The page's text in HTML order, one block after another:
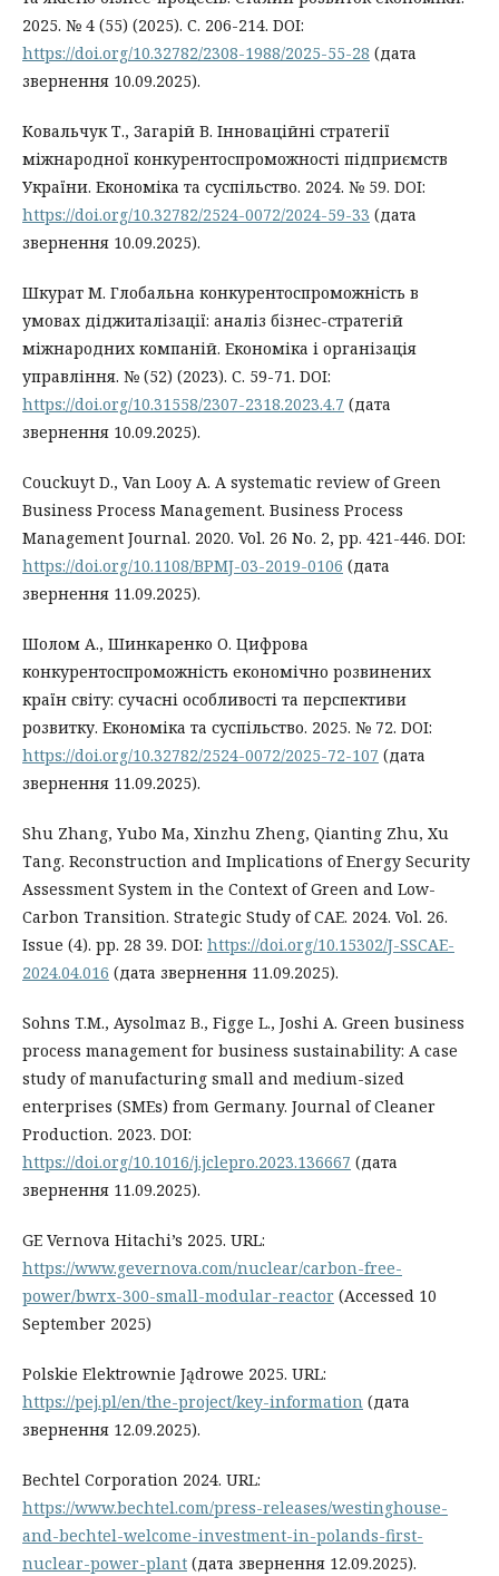
2025. № 4 (55) (2025). С. 206-214. DOI:
https://doi.org/10.32782/2308-1988/2025-55-28 (дата
звернення 10.09.2025).
Ковальчук Т., Загарій В. Інноваційні стратегії
міжнародної конкурентоспроможності підприємств
України. Економіка та суспільство. 2024. № 59. DOI:
https://doi.org/10.32782/2524-0072/2024-59-33 (дата
звернення 10.09.2025).
Шкурат М. Глобальна конкурентоспроможність в
умовах діджиталізації: аналіз бізнес-стратегій
міжнародних компаній. Економіка і організація
управління. № (52) (2023). С. 59-71. DOI:
https://doi.org/10.31558/2307-2318.2023.4.7 (дата
звернення 10.09.2025).
Couckuyt D., Van Looy A. A systematic review of Green
Business Process Management. Business Process
Management Journal. 2020. Vol. 26 No. 2, pp. 421-446. DOI:
https://doi.org/10.1108/BPMJ-03-2019-0106 (дата
звернення 11.09.2025).
Шолом А., Шинкаренко О. Цифрова
конкурентоспроможність економічно розвинених
країн світу: сучасні особливості та перспективи
розвитку. Економіка та суспільство. 2025. № 72. DOI:
https://doi.org/10.32782/2524-0072/2025-72-107 (дата
звернення 11.09.2025).
Shu Zhang, Yubo Ma, Xinzhu Zheng, Qianting Zhu, Xu
Tang. Reconstruction and Implications of Energy Security
Assessment System in the Context of Green and Low-
Carbon Transition. Strategic Study of CAE. 2024. Vol. 26.
Issue (4). pp. 28 39. DOI: https://doi.org/10.15302/J-SSCAE-
2024.04.016 (дата звернення 11.09.2025).
Sohns T.M., Aysolmaz B., Figge L., Joshi A. Green business
process management for business sustainability: A case
study of manufacturing small and medium-sized
enterprises (SMEs) from Germany. Journal of Cleaner
Production. 2023. DOI:
https://doi.org/10.1016/j.jclepro.2023.136667 (дата
звернення 11.09.2025).
GE Vernova Hitachi’s 2025. URL:
https://www.gevernova.com/nuclear/carbon-free-
power/bwrx-300-small-modular-reactor (Accessed 10
September 2025)
Polskie Elektrownie Jądrowe 2025. URL:
https://pej.pl/en/the-project/key-information (дата
звернення 12.09.2025).
Bechtel Corporation 2024. URL:
https://www.bechtel.com/press-releases/westinghouse-
and-bechtel-welcome-investment-in-polands-first-
nuclear-power-plant (дата звернення 12.09.2025).